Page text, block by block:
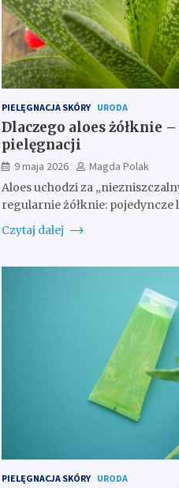
PIELĘGNACJA SKÓRY URODA
Dlaczego aloes żółknie –
pielęgnacji
9 maja 2026
Magda Polak
Aloes uchodzi za
regularnie żółknie: pojedyncze
Czytaj dalej
PIELĘGNACJA SKÓRY URODA